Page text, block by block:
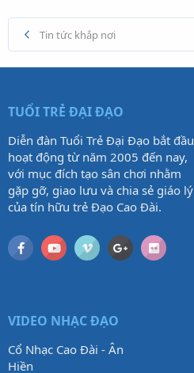
Tin tức khắp nơi
TUỔI TRẺ ĐẠI ĐẠO
Diễn đàn Tuổi Trẻ Đại Đạo bắt đầu
hoạt động từ năm 2005 đến nay,
với mục đích tạo sân chơi nhằm
gặp gỡ, giao lưu và chia sẻ giáo lý
của tín hữu trẻ Đạo Cao Đài.
VIDEO NHẠC ĐẠO
Cổ Nhạc Cao Đài - Ân
Hiền